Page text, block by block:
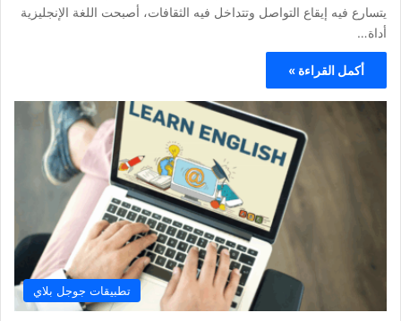
يتسارع فيه إيقاع التواصل وتتداخل فيه الثقافات، أصبحت اللغة الإنجليزية
أداة…
أكمل القراءة »
تطبيقات جوجل بلاي